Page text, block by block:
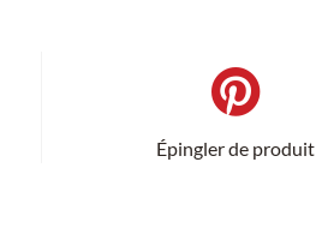
Épingler de produit